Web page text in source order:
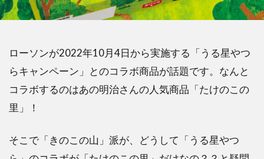
ローソンが2022年10月4日から実施する「うる星やつ
らキャンペーン」とのコラボ商品が話題です。なんと
コラボするのはあの明治さんの人気商品「たけのこの
里」！
そこで「きのこの山」派が、どうして「うる星やつ